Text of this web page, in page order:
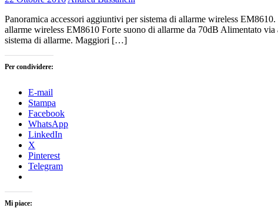
Panoramica accessori aggiuntivi per sistema di allarme wireless
allarme wireless EM8610 Forte suono di allarme da 70dB Alimentato
sistema di allarme. Maggiori […]
Per condividere:
E-mail
Stampa
Facebook
WhatsApp
LinkedIn
X
Pinterest
Telegram
Mi piace: